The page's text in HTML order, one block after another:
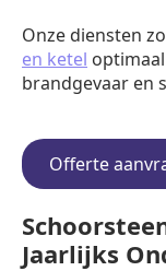
Onze diensten
en ketel
brandgevaar en
Offerte
Jaarlijks